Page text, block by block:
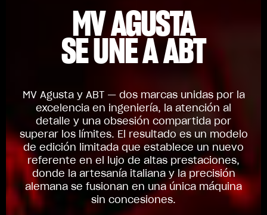
MV AGUSTA
SE UNE A ABT
MV Agusta y ABT — dos marcas unidas por la
excelencia en ingeniería, la atención al
detalle y una obsesión compartida por
superar los límites. El resultado es un modelo
de edición limitada que establece un nuevo
referente en el lujo de altas prestaciones,
donde la artesanía italiana y la precisión
alemana se fusionan en una única máquina
sin concesiones.